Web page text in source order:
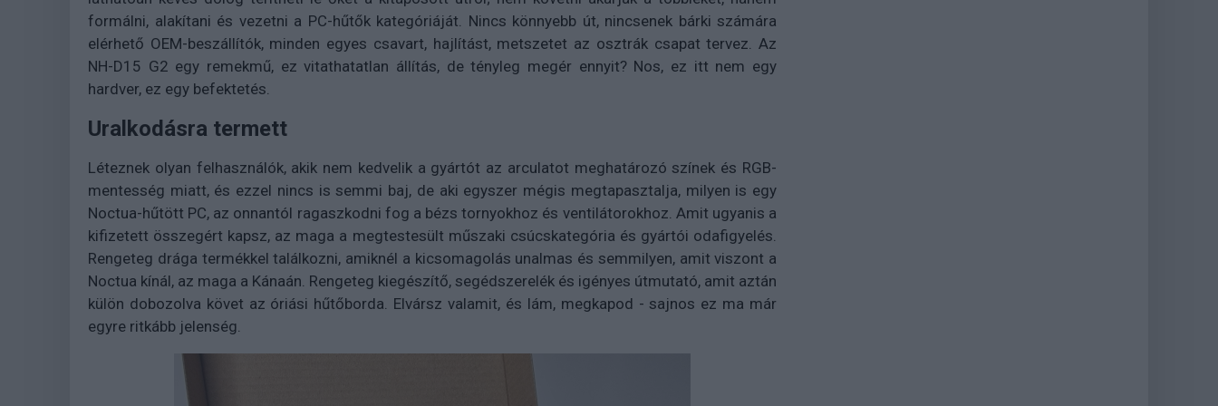
formálni, alakítani és vezetni a PC-hűtők kategóriáját. Nincs könnyebb út, nincsenek bárki számára
elérhető OEM-beszállítók, minden egyes csavart, hajlítást, metszetet az osztrák csapat tervez. Az
NH-D15 G2 egy remekmű, ez vitathatatlan állítás, de tényleg megér ennyit? Nos, ez itt nem egy
hardver, ez egy befektetés.
Uralkodásra termett
Léteznek olyan felhasználók, akik nem kedvelik a gyártót az arculatot meghatározó színek és RGB-
mentesség miatt, és ezzel nincs is semmi baj, de aki egyszer mégis megtapasztalja, milyen is egy
Noctua-hűtött PC, az onnantól ragaszkodni fog a bézs tornyokhoz és ventilátorokhoz. Amit ugyanis a
kifizetett összegért kapsz, az maga a megtestesült műszaki csúcskategória és gyártói odafigyelés.
Rengeteg drága termékkel találkozni, amiknél a kicsomagolás unalmas és semmilyen, amit viszont a
Noctua kínál, az maga a Kánaán. Rengeteg kiegészítő, segédszerelék és igényes útmutató, amit aztán
külön dobozolva követ az óriási hűtőborda. Elvársz valamit, és lám, megkapod - sajnos ez ma már
egyre ritkább jelenség.